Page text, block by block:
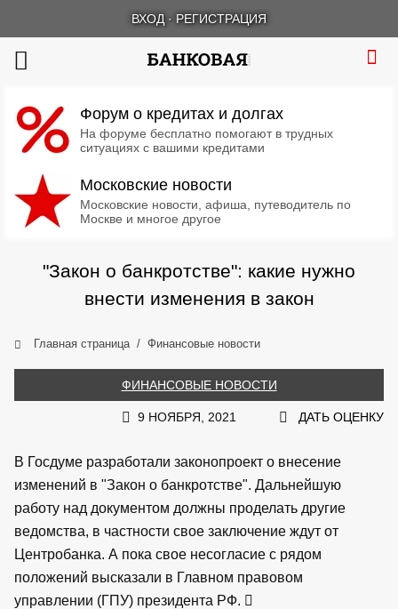
ВХОД · РЕГИСТРАЦИЯ
Форум о кредитах и долгах
На форуме бесплатно помогают в трудных
ситуациях с вашими кредитами
Московские новости
Московские новости, афиша, путеводитель по
Москве и многое другое
"Закон о банкротстве": какие нужно
внести изменения в закон
Главная страница Финансовые новости
ФИНАНСОВЫЕ НОВОСТИ
9 НОЯБРЯ, 2021 ДАТЬ ОЦЕНКУ
В Госдуме разработали законопроект о внесение
изменений в "Закон о банкротстве". Дальнейшую
работу над документом должны проделать другие
ведомства, в частности свое заключение ждут от
Центробанка. А пока свое несогласие с рядом
положений высказали в Главном правовом
управлении (ГПУ) президента РФ.